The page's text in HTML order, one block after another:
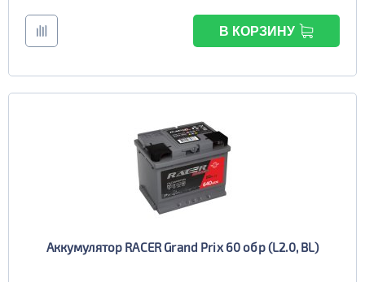
В КОРЗИНУ
Аккумулятор RACER Grand Prix 60 обр (L2.0, BL)